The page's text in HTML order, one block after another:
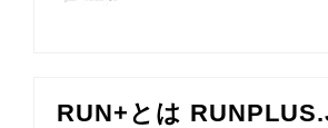
RUN+とは